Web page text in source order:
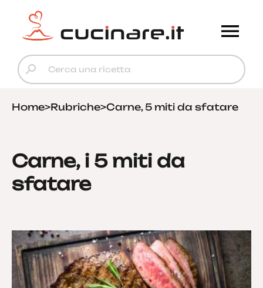
Home>Rubriche>Carne, 5 miti da sfatare
Carne, i 5 miti da
sfatare